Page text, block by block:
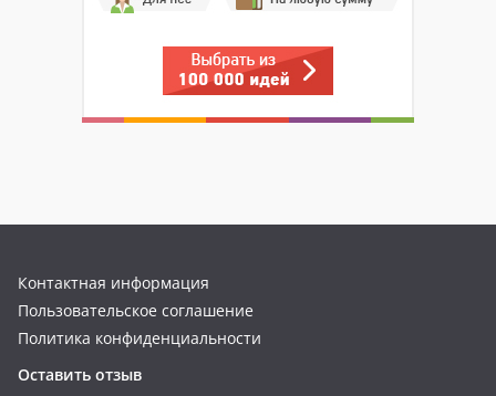
Контактная информация
Пользовательское соглашение
Политика конфиденциальности
Оставить отзыв